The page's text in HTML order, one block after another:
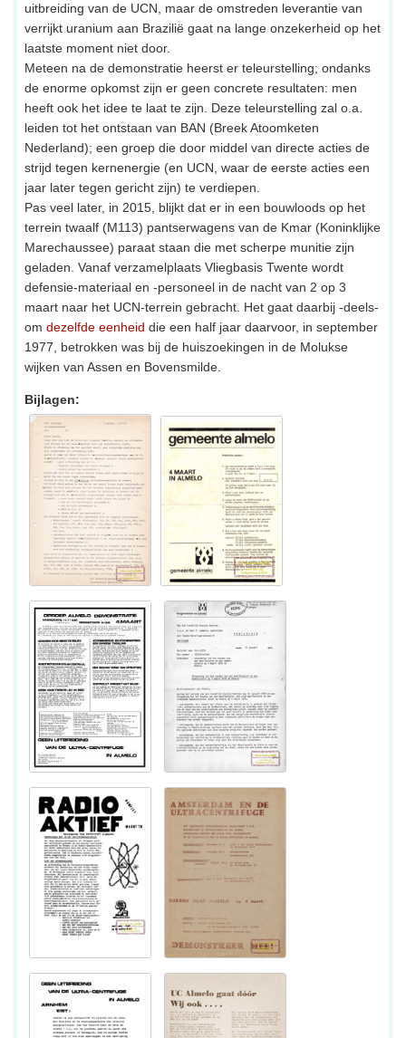
uitbreiding van de UCN, maar de omstreden leverantie van
verrijkt uranium aan Brazilië gaat na lange onzekerheid op het
laatste moment niet door.
Meteen na de demonstratie heerst er teleurstelling; ondanks
de enorme opkomst zijn er geen concrete resultaten: men
heeft ook het idee te laat te zijn. Deze teleurstelling zal o.a.
leiden tot het ontstaan van BAN (Breek Atoomketen
Nederland); een groep die door middel van directe acties de
strijd tegen kernenergie (en UCN, waar de eerste acties een
jaar later tegen gericht zijn) te verdiepen.
Pas veel later, in 2015, blijkt dat er in een bouwloods op het
terrein twaalf (M113) pantserwagens van de Kmar (Koninklijke
Marechaussee) paraat staan die met scherpe munitie zijn
geladen. Vanaf verzamelplaats Vliegbasis Twente wordt
defensie-materiaal en -personeel in de nacht van 2 op 3
maart naar het UCN-terrein gebracht. Het gaat daarbij -deels-
om dezelfde eenheid die een half jaar daarvoor, in september
1977, betrokken was bij de huiszoekingen in de Molukse
wijken van Assen en Bovensmilde.
Bijlagen: